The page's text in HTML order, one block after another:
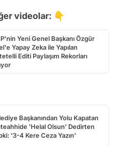
videolar: 👇
Yeni Genel Başkanı Özgür
Yapay Zeka ile Yapılan
Editi Paylaşım Rekorları
Başkanından Yolu Kapatan
'Helal Olsun' Dedirten
'3-4 Kere Ceza Yazın'